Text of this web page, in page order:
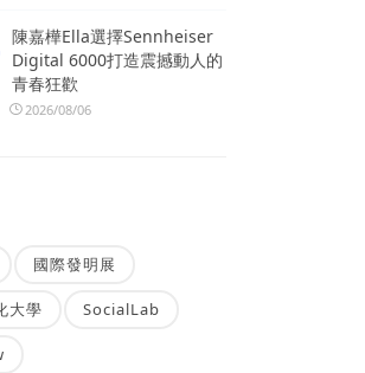
陳嘉樺Ella選擇Sennheiser
Digital 6000打造震撼動人的
青春狂歡
2026/08/06
國際發明展
大學 SocialLab